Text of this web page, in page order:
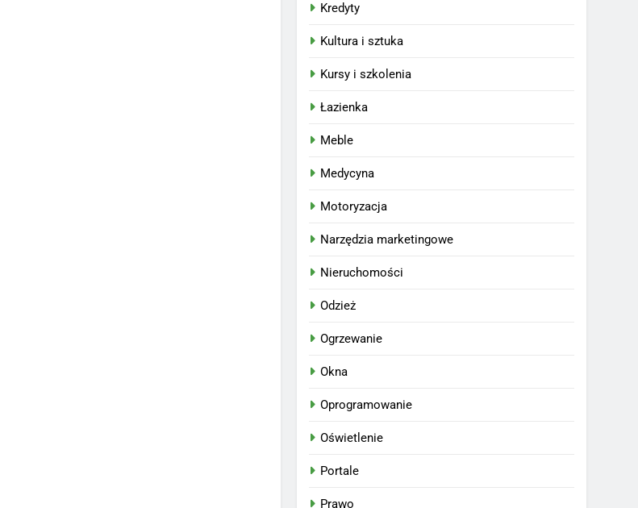
Kredyty
Kultura i sztuka
Kursy i szkolenia
Łazienka
Meble
Medycyna
Motoryzacja
Narzędzia marketingowe
Nieruchomości
Odzież
Ogrzewanie
Okna
Oprogramowanie
Oświetlenie
Portale
Prawo